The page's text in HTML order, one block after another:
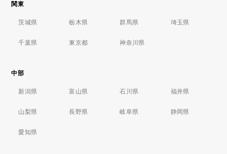
関東
茨城県 栃木県 群馬県 埼玉県
千葉県 東京都 神奈川県
中部
新潟県 富山県 石川県 福井県
山梨県 長野県 岐阜県 静岡県
愛知県